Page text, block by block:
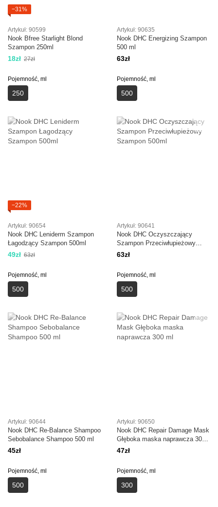
−31%
Artykuł: 90599
Nook Bfree Starlight Blond
Szampon 250ml
18zł 27zł
Pojemność, ml
250
Artykuł: 90635
Nook DHC Energizing Szampon
500 ml
63zł
Pojemność, ml
500
−22%
Artykuł: 90654
Nook DHC Leniderm Szampon
Łagodzący Szampon 500ml
49zł 63zł
Pojemność, ml
500
Artykuł: 90641
Nook DHC Oczyszczający
Szampon Przeciwłupieżowy
Szampon 500ml
63zł
Pojemność, ml
500
Artykuł: 90644
Nook DHC Re-Balance Shampoo
Sebobalance Shampoo 500 ml
45zł
Pojemność, ml
500
Artykuł: 90650
Nook DHC Repair Damage Mask
Głęboka maska naprawcza 300
ml
47zł
Pojemność, ml
300